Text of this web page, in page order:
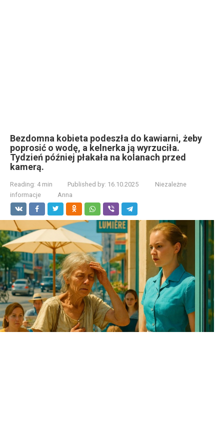
Bezdomna kobieta podeszła do kawiarni, żeby
poprosić o wodę, a kelnerka ją wyrzuciła.
Tydzień później płakała na kolanach przed
kamerą.
Reading: 4 min Published by: 16.10.2025
Niezależne
informacje
Anna